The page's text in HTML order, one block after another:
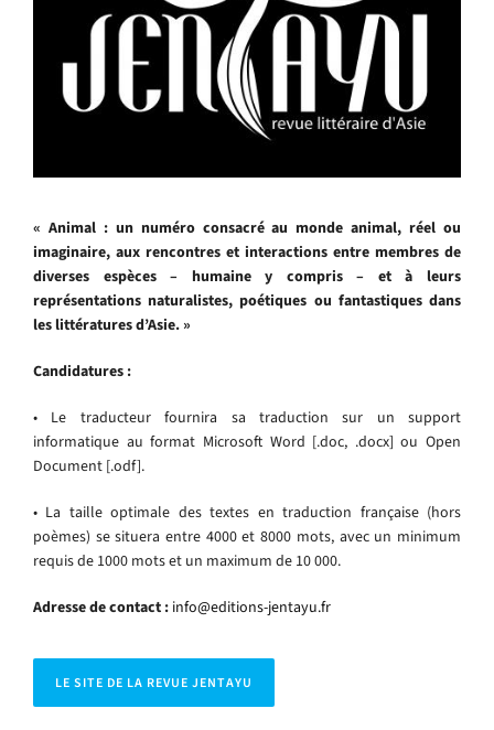
« Animal : un numéro consacré au monde animal, réel ou
imaginaire, aux rencontres et interactions entre membres de
diverses espèces – humaine y compris – et à leurs
représentations naturalistes, poétiques ou fantastiques dans
les littératures d’Asie. »
Candidatures :
• Le traducteur fournira sa traduction sur un support
informatique au format Microsoft Word [.doc, .docx] ou Open
Document [.odf].
• La taille optimale des textes en traduction française (hors
poèmes) se situera entre 4000 et 8000 mots, avec un minimum
requis de 1000 mots et un maximum de 10 000.
Adresse de contact : info@editions-jentayu.fr
LE SITE DE LA REVUE JENTAYU